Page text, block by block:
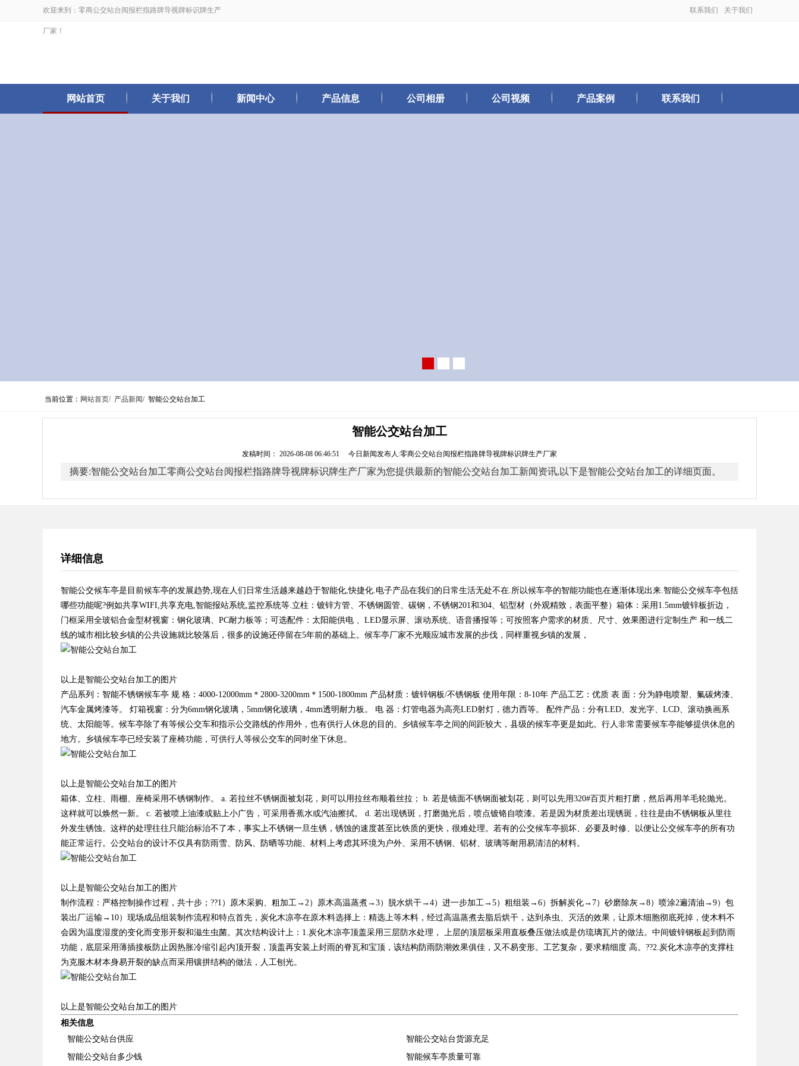
欢迎来到：零商公交站台阅报栏指路牌导视牌标识牌生产
厂家！
联系我们 关于我们
网站首页 关于我们 新闻中心 产品信息 公司相册 公司视频 产品案例 联系我们
当前位置： 网站首页/ 产品新闻/ 智能公交站台加工
智能公交站台加工
发稿时间： 2026-08-08 06:46:51 今日新闻发布人:零商公交站台阅报栏指路牌导视牌标识牌生产厂家
摘要:智能公交站台加工零商公交站台阅报栏指路牌导视牌标识牌生产厂家为您提供最新的智能公交站台加工新闻资讯,以下是智能公交站台加工的详细页面。
详细信息
智能公交候车亭是目前候车亭的发展趋势,现在人们日常生活越来越趋于智能化,快捷化.电子产品在我们的日常生活无处不在.所以候车亭的智能功能也在逐渐体现出来.智能公交候车亭包括
哪些功能呢?例如共享WIFI,共享充电,智能报站系统,监控系统等.立柱：镀锌方管、不锈钢圆管、碳钢，不锈钢201和304、铝型材（外观精致，表面平整）箱体：采用1.5mm镀锌板折边，
门框采用全玻铝合金型材视窗：钢化玻璃、PC耐力板等；可选配件：太阳能供电 、LED显示屏、滚动系统、语音播报等；可按照客户需求的材质、尺寸、效果图进行定制生产 和一线二
线的城市相比较乡镇的公共设施就比较落后，很多的设施还停留在5年前的基础上。候车亭厂家不光顺应城市发展的步伐，同样重视乡镇的发展，
以上是智能公交站台加工的图片
产品系列：智能不锈钢候车亭 规 格：4000-12000mm＊2800-3200mm＊1500-1800mm 产品材质：镀锌钢板/不锈钢板 使用年限：8-10年 产品工艺：优质 表 面：分为静电喷塑、氟碳烤漆、
汽车金属烤漆等。 灯箱视窗：分为6mm钢化玻璃，5mm钢化玻璃，4mm透明耐力板。 电 器：灯管电器为高亮LED射灯，德力西等。 配件产品：分有LED、发光字、LCD、滚动换画系
统、太阳能等。候车亭除了有等候公交车和指示公交路线的作用外，也有供行人休息的目的。乡镇候车亭之间的间距较大，县级的候车亭更是如此。行人非常需要候车亭能够提供休息的
地方。乡镇候车亭已经安装了座椅功能，可供行人等候公交车的同时坐下休息。
以上是智能公交站台加工的图片
箱体、立柱、雨棚、座椅采用不锈钢制作。 a. 若拉丝不锈钢面被划花，则可以用拉丝布顺着丝拉； b. 若是镜面不锈钢面被划花，则可以先用320#百页片粗打磨，然后再用羊毛轮抛光。
这样就可以焕然一新。 c. 若被喷上油漆或贴上小广告，可采用香蕉水或汽油擦拭。 d. 若出现锈斑，打磨抛光后，喷点镀铬自喷漆。若是因为材质差出现锈斑，往往是由不锈钢板从里往
外发生锈蚀。这样的处理往往只能治标治不了本，事实上不锈钢一旦生锈，锈蚀的速度甚至比铁质的更快，很难处理。若有的公交候车亭损坏、必要及时修、以便让公交候车亭的所有功
能正常运行。公交站台的设计不仅具有防雨雪、防风、防晒等功能、材料上考虑其环境为户外、采用不锈钢、铝材、玻璃等耐用易清洁的材料。
以上是智能公交站台加工的图片
制作流程：严格控制操作过程，共十步；??1）原木采购、粗加工→2）原木高温蒸煮→3）脱水烘干→4）进一步加工→5）粗组装→6）拆解炭化→7）砂磨除灰→8）喷涂2遍清油→9）包
装出厂运输→10）现场成品组装制作流程和特点首先，炭化木凉亭在原木料选择上：精选上等木料，经过高温蒸煮去脂后烘干，达到杀虫、灭活的效果，让原木细胞彻底死掉，使木料不
会因为温度湿度的变化而变形开裂和滋生虫菌。其次结构设计上：1.炭化木凉亭顶盖采用三层防水处理， 上层的顶层板采用直板叠压做法或是仿琉璃瓦片的做法。中间镀锌钢板起到防雨
功能，底层采用薄插接板防止因热胀冷缩引起内顶开裂，顶盖再安装上封雨的脊瓦和宝顶，该结构防雨防潮效果俱佳，又不易变形。工艺复杂，要求精细度 高。??2.炭化木凉亭的支撑柱
为克服木材本身易开裂的缺点而采用镶拼结构的做法，人工刨光。
以上是智能公交站台加工的图片
相关信息
智能公交站台供应
智能公交站台货源充足
智能公交站台多少钱
智能候车亭质量可靠